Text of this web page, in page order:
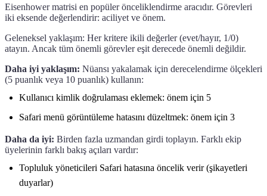
Eisenhower matrisi en popüler önceliklendirme aracıdır. Görevleri
iki eksende değerlendirir: aciliyet ve önem.
Geleneksel yaklaşım: Her kritere ikili değerler (evet/hayır, 1/0)
atayın. Ancak tüm önemli görevler eşit derecede önemli değildir.
Daha iyi yaklaşım: Nüansı yakalamak için derecelendirme ölçekleri
(5 puanlık veya 10 puanlık) kullanın:
Kullanıcı kimlik doğrulaması eklemek: önem için 5
Safari menü görüntüleme hatasını düzeltmek: önem için 3
Daha da iyi: Birden fazla uzmandan girdi toplayın. Farklı ekip
üyelerinin farklı bakış açıları vardır:
Topluluk yöneticileri Safari hatasına öncelik verir (şikayetleri
duyarlar)